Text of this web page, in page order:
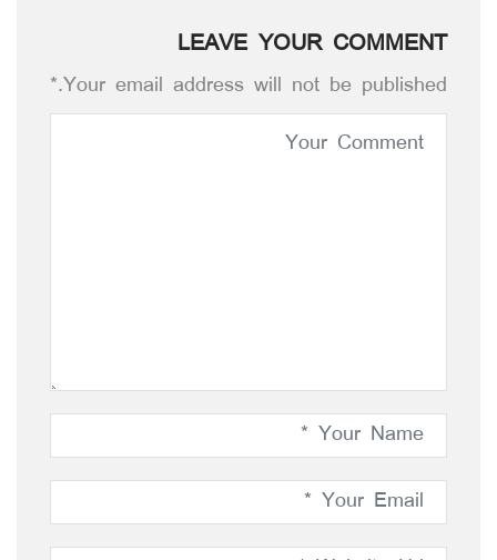
LEAVE YOUR COMMENT
Your email address will not be published.*